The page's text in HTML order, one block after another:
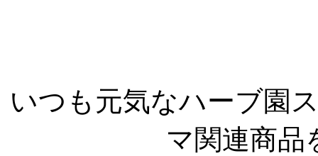
いつも元気なハーブ園
マ関連商品